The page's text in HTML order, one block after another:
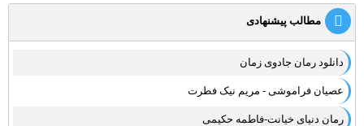
مطالب پیشنهادی
دانلود رمان جادوی زمان
عصیان فراموشی - مریم نیک فطرت
رمان دنیای خیانت-فاطمه حکیمی